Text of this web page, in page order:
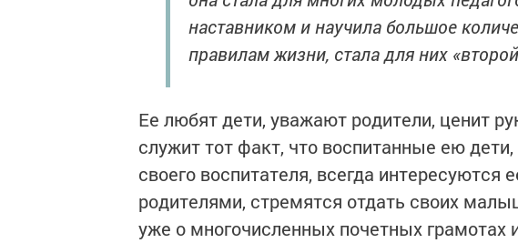
наставником и научила большое
правилам жизни, стала для них
Ее любят дети, уважают родители, ценит
служит тот факт, что воспитанные ею
своего воспитателя, всегда интересуются
родителями, стремятся отдать своих
уже о многочисленных почетных грамотах